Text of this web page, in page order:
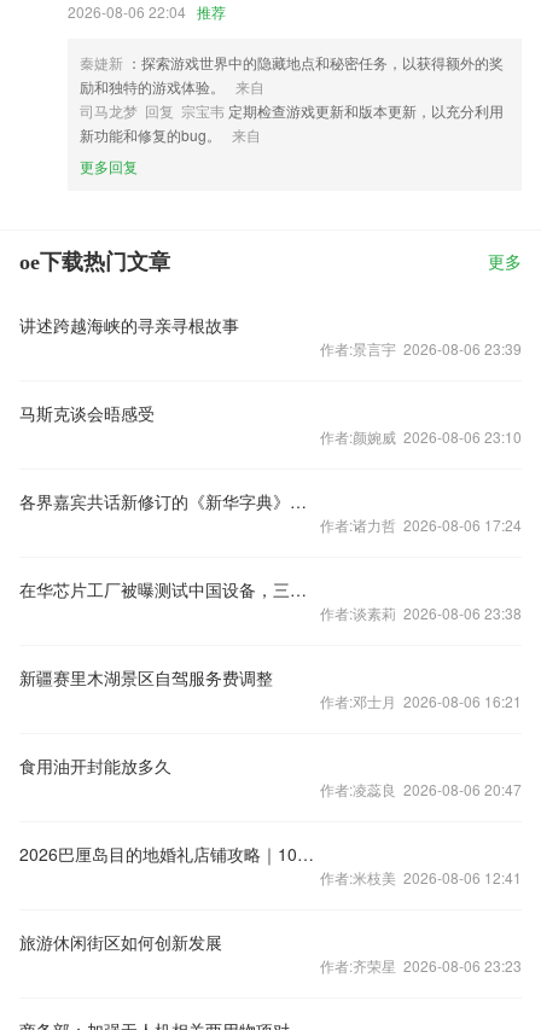
2026-08-06 22:04 推荐
秦婕新 ：探索游戏世界中的隐藏地点和秘密任务，以获得额外的奖
励和独特的游戏体验。
来自
司马龙梦 回复 宗宝韦 定期检查游戏更新和版本更新，以充分利用
新功能和修复的bug。
来自
更多回复
oe下载热门文章 更多
讲述跨越海峡的寻亲寻根故事
作者:景言宇 2026-08-06 23:39
马斯克谈会晤感受
作者:颜婉威 2026-08-06 23:10
各界嘉宾共话新修订的《新华字典》时代价值
作者:诸力哲 2026-08-06 17:24
在华芯片工厂被曝测试中国设备，三星急否认
作者:谈素莉 2026-08-06 23:38
新疆赛里木湖景区自驾服务费调整
作者:邓士月 2026-08-06 16:21
食用油开封能放多久
作者:凌蕊良 2026-08-06 20:47
2026巴厘岛目的地婚礼店铺攻略｜10家机构科普
作者:米枝美 2026-08-06 12:41
旅游休闲街区如何创新发展
作者:齐荣星 2026-08-06 23:23